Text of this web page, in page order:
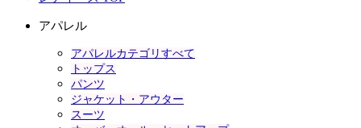
アパレル
アパレルカテゴリすべて
トップス
パンツ
ジャケット・アウター
スーツ